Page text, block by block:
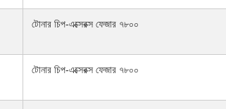
টোনার চিপ-এক্সেরক্স ফেজার ৭৮০০
টোনার চিপ-এক্সেরক্স ফেজার ৭৮০০